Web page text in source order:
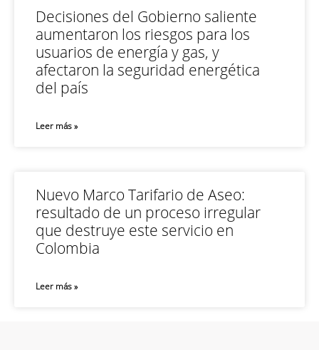
Decisiones del Gobierno saliente
aumentaron los riesgos para los
usuarios de energía y gas, y
afectaron la seguridad energética
del país
Leer más »
Nuevo Marco Tarifario de Aseo:
resultado de un proceso irregular
que destruye este servicio en
Colombia
Leer más »